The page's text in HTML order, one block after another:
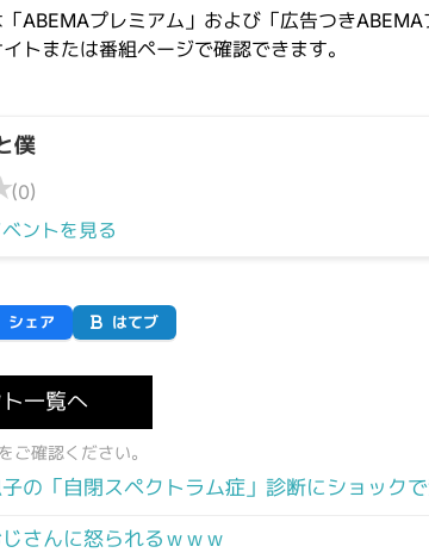
ABEMAプレミアム」および「広告つきABEMA
トまたは番組ページで確認できます。
僕
(0)
ントを見る
シェア はてブ
一覧へ
ご確認ください。
の「自閉スペクトラム症」診断にショックで
さんに怒られるｗｗｗ